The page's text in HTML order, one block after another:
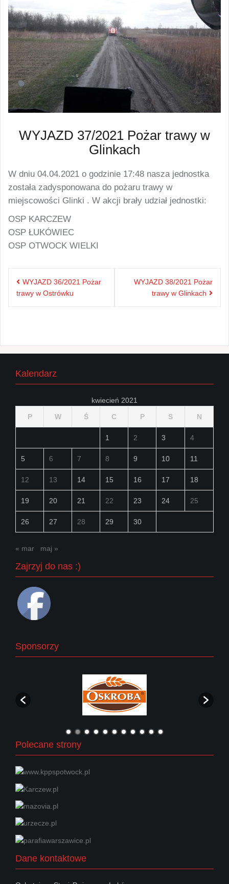
WYJAZD 37/2021 Pożar trawy w
Glinkach
W dniu 04.04.2021 o godzinie 17:48 nasza jednostka
została zadysponowana do pożaru trawy w
miejscowości Glinki . W akcji brały udział jednostki:
OSP KARCZEW
OSP ŁUKÓWIEC
OSP OTWOCK WIELKI
Nawigacja
wpisu
WYJAZD 36/2021 Pożar
trawy w Ostrówku
WYJAZD 38/2021 Pożar
trawy w Glinkach
Kalendarz
kwiecień 2021
P
W Ś C P S N
1 2 3 4
5 6 7 8 9 10 11
12 13 14 15 16 17 18
19 20 21 22 23 24 25
26 27 28 29 30
« mar maj »
Zajrzyj do nas :)
Sponsorzy
Polecane strony
Dane kontaktowe